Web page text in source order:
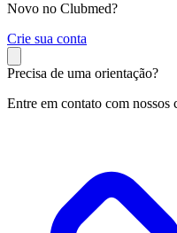
Novo no Clubmed?
Crie sua conta
Precisa de uma orientação?
Entre em contato com